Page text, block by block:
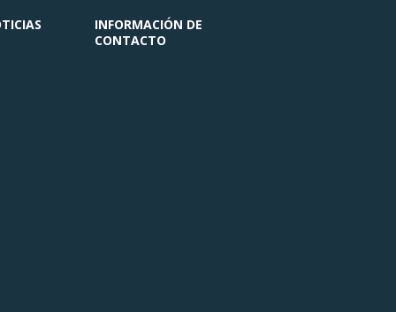
INFORMACIÓN DE
CONTACTO